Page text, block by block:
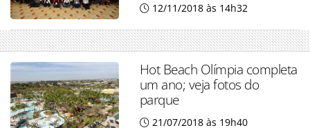
12/11/2018 às 14h32
Hot Beach Olímpia completa
um ano; veja fotos do
parque
21/07/2018 às 19h40